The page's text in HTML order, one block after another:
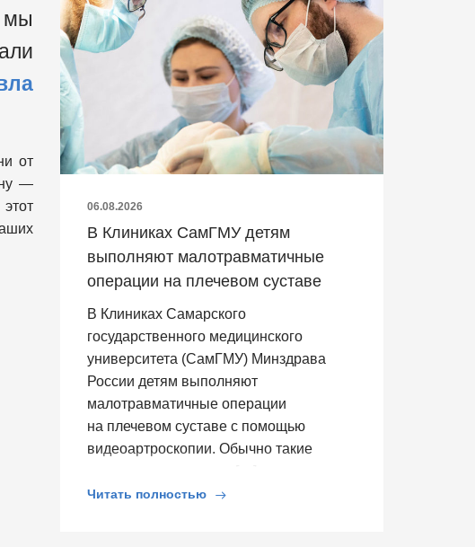
мы
от
—
06.08.2026
В Клиниках СамГМУ детям
выполняют малотравматичные
операции на плечевом суставе
В Клиниках Самарского
государственного медицинского
университета (СамГМУ) Минздрава
России детям выполняют
малотравматичные операции
на плечевом суставе с помощью
видеоартроскопии. Обычно такие
Читать полностью